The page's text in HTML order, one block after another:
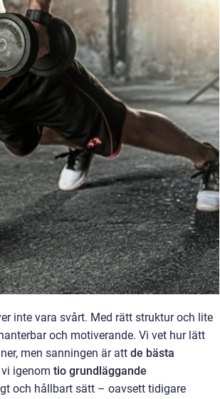
inte vara svårt. Med rätt struktur och lite
och motiverande. Vi vet hur lätt
men sanningen är att de bästa
igenom tio grundläggande
och hållbart sätt – oavsett tidigare